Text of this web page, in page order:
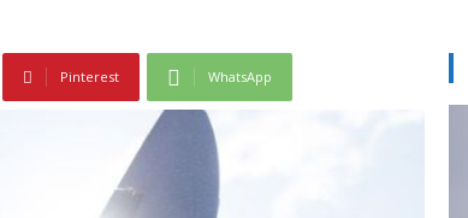
Pinterest WhatsApp